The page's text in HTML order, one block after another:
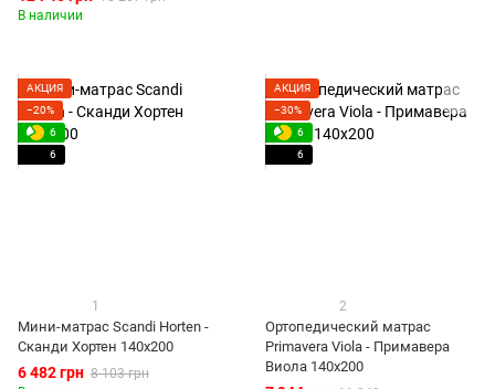
В наличии
АКЦИЯ
−20%
6
6
1
Мини-матрас Scandi Horten -
Сканди Хортен 140x200
6 482 грн 8 103 грн
АКЦИЯ
−30%
6
6
2
Ортопедический матрас
Primavera Viola - Примавера
Виола 140x200